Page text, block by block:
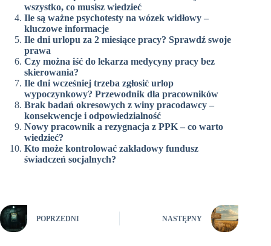
wszystko, co musisz wiedzieć
Ile są ważne psychotesty na wózek widłowy –
kluczowe informacje
Ile dni urlopu za 2 miesiące pracy? Sprawdź swoje
prawa
Czy można iść do lekarza medycyny pracy bez
skierowania?
Ile dni wcześniej trzeba zgłosić urlop
wypoczynkowy? Przewodnik dla pracowników
Brak badań okresowych z winy pracodawcy –
konsekwencje i odpowiedzialność
Nowy pracownik a rezygnacja z PPK – co warto
wiedzieć?
Kto może kontrolować zakładowy fundusz
świadczeń socjalnych?
POPRZEDNI NASTĘPNY